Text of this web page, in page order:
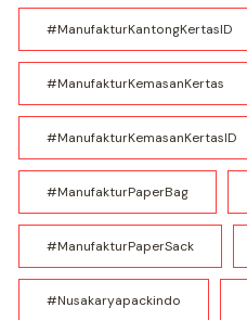
#ManufakturKantongKertasID
#ManufakturKemasanKertas
#ManufakturKemasanKertasID
#ManufakturPaperBag
#ManufakturPaperSack
#nusakaryapackindo